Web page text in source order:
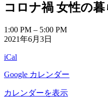
ト)
ト) ト) ト) ト)
日ン 日
日
日ン 日 日ン日
コロナ禍 女性の
コ
ロ
禍
女
の
1:00 PM – 5:00 PM
2021年6月3日
iCal
Google カレンダー
カレンダーを表示